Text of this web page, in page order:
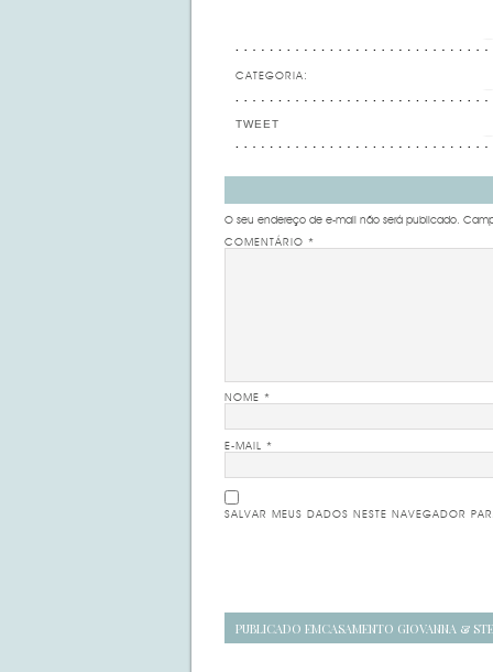
CATEGORIA:
TWEET
O seu endereço de e-mail não será publicado.
COMENTÁRIO *
NOME *
E-MAIL *
SALVAR MEUS DADOS NESTE NAVEGADOR
Navegação
PUBLICADO EMCASAMENTO GIOVANNA &